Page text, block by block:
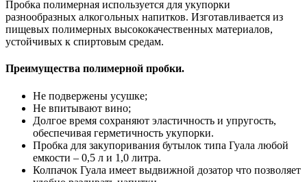
Пробка полимерная используется для укупорки
разнообразных алкогольных напитков. Изготавливается из
пищевых полимерных высококачественных материалов,
устойчивых к спиртовым средам.
Преимущества полимерной пробки.
Не подвержены усушке;
Не впитывают вино;
Долгое время сохраняют эластичность и упругость,
обеспечивая герметичность укупорки.
Пробка для закупоривания бутылок типа Гуала любой
емкости – 0,5 л и 1,0 литра.
Колпачок Гуала имеет выдвижной дозатор что позволяет